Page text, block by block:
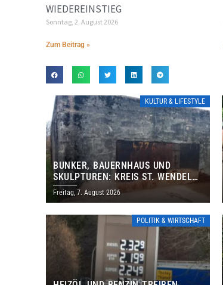
WIEDEREINSTIEG
Sonntag, 2. August 2026
Zum Beitrag »
KULTUR & LIFESTYLE
BUNKER, BAUERNHAUS UND
SKULPTUREN: KREIS ST. WENDEL
LÄDT ZUM TAG DES OFFENEN
DENKMALS EIN
Freitag, 7. August 2026
POLITIK & WIRTSCHAFT